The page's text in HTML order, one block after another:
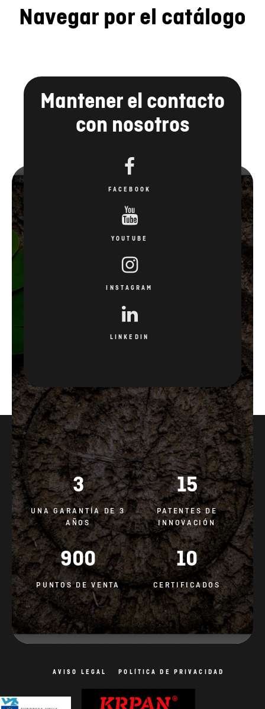
Navegar por el catálogo
Mantener el contacto
con nosotros
FACEBOOK
YOUTUBE
INSTAGRAM
LINKEDIN
3
UNA GARANTÍA DE 3
AÑOS
15
PATENTES DE
INNOVACIÓN
900
PUNTOS DE VENTA
10
CERTIFICADOS
AVISO LEGAL POLÍTICA DE PRIVACIDAD